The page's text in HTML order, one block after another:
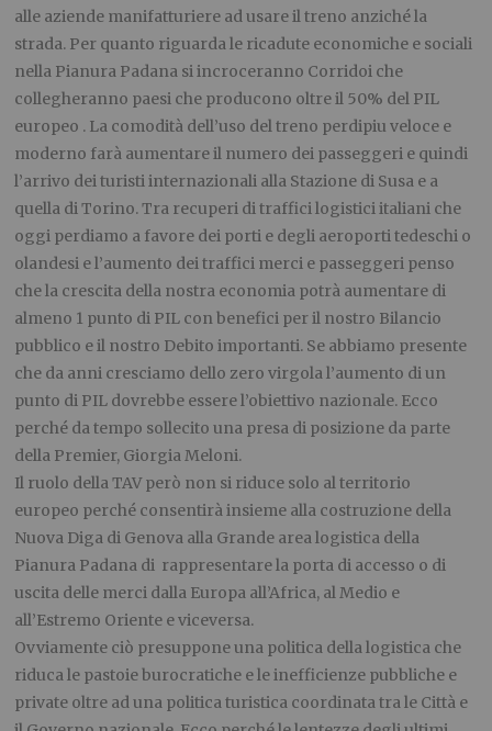
alle aziende manifatturiere ad usare il treno anziché la
strada. Per quanto riguarda le ricadute economiche e sociali
nella Pianura Padana si incroceranno Corridoi che
collegheranno paesi che producono oltre il 50% del PIL
europeo . La comodità dell’uso del treno perdipiu veloce e
moderno farà aumentare il numero dei passeggeri e quindi
l’arrivo dei turisti internazionali alla Stazione di Susa e a
quella di Torino. Tra recuperi di traffici logistici italiani che
oggi perdiamo a favore dei porti e degli aeroporti tedeschi o
olandesi e l’aumento dei traffici merci e passeggeri penso
che la crescita della nostra economia potrà aumentare di
almeno 1 punto di PIL con benefici per il nostro Bilancio
pubblico e il nostro Debito importanti. Se abbiamo presente
che da anni cresciamo dello zero virgola l’aumento di un
punto di PIL dovrebbe essere l’obiettivo nazionale. Ecco
perché da tempo sollecito una presa di posizione da parte
della Premier, Giorgia Meloni.
Il ruolo della TAV però non si riduce solo al territorio
europeo perché consentirà insieme alla costruzione della
Nuova Diga di Genova alla Grande area logistica della
Pianura Padana di rappresentare la porta di accesso o di
uscita delle merci dalla Europa all’Africa, al Medio e
all’Estremo Oriente e viceversa.
Ovviamente ciò presuppone una politica della logistica che
riduca le pastoie burocratiche e le inefficienze pubbliche e
private oltre ad una politica turistica coordinata tra le Città e